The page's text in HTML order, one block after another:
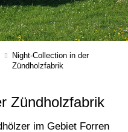
Night-Collection in der
Zündholzfabrik
Zündholzfabrik
im Gebiet Forren